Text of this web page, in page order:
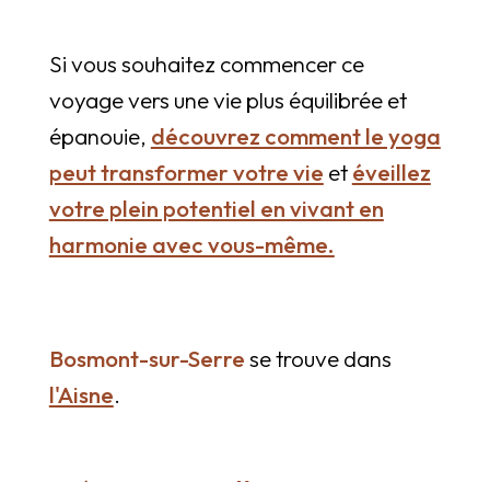
Si vous souhaitez commencer ce
voyage vers une vie plus équilibrée et
épanouie, découvrez comment le yoga
peut transformer votre vie etéveillez
votre plein potentiel en vivant en
harmonie avec vous-même.
Bosmont-sur-Serrese trouve dans
l'Aisne.